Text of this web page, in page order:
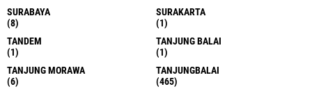
SURABAYA
(8)
SURAKARTA
(1)
TANDEM
(1)
TANJUNG BALAI
(1)
TANJUNG MORAWA
(6)
TANJUNGBALAI
(465)